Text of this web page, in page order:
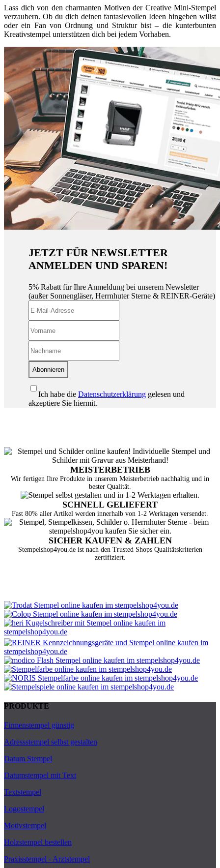
Lass dich von den charmanten Motiven der Creative Mini-Stempel
verzaubern. Ob du dich deinen fantasievollen Ideen hingeben willst
oder ein Fan von Ordnung und Struktur bist – die kunterbunten
Kreativstempel unterstützen dich bei jedem Vorhaben.
JETZT FÜR NEWSLETTER
ANMELDEN UND SPAREN!
5% Rabatt für Ihre Anmeldung bei unserem Newsletter
(außer Sonnengläser, Herrnhuter Sterne & REINER-Geräte)
Abonnieren
Ich habe die Datenschutzerklärung gelesen und
akzeptiere Sie hiermit.
MEISTERBETRIEB
Wir fertigen Ihre Produkte in unserem Meisterbetrieb nachhaltig und in
bester Qualität.
SCHNELL GELIEFERT
Fast 80% aller Artikel werden innerhalb von 1-2 Werktagen versendet.
SICHER KAUFEN & ZAHLEN
Stempelshop4you.de ist nach den Trusted Shops Qualitätskriterien
zertifiziert.
PRODUKTE
Firmenstempel günstig
Adressstempel selbst gestalten
Datum Stempel
Datumstempel mit Text
Textstempel
Logostempel
Motivstempel
Holzstempel bestellen
Praxisstempel - Arztstempel